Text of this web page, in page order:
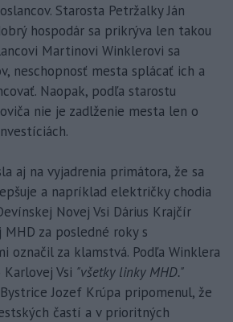
Starosta Petržalky Ján
hospodár sa prikrýva len takou
Martinovi Winklerovi sa
neschopnosť mesta splácať ich a
Naopak, podľa starostu
nie je zadlženie mesta len o
aj na vyjadrenia primátora, že sa
a napríklad električky chodia
Novej Vsi Dárius Krajčír
za posledné roky s
označil za klamstvá. Podľa Winklera
Vsi "všetky linky MHD."
Jozef Krúpa pripomenul, že
častí a v prioritných